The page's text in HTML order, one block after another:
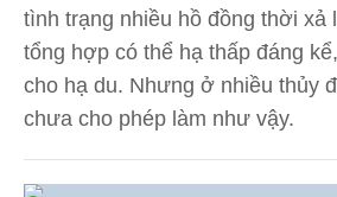
tình trạng nhiều hồ đồng thời xả
tổng hợp có thể hạ thấp đáng
cho hạ du. Nhưng ở nhiều thủy
chưa cho phép làm như vậy.